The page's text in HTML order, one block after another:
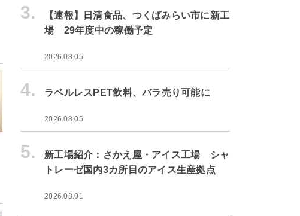
3.
【速報】日清食品、つくばみらい市に新工
場 29年度中の稼働予定
2026.08.05
4. ラベルレスPET飲料、バラ売り可能に
2026.08.05
5.
新工場紹介：さかえ屋・アイス工場 シャ
トレーゼ国内3カ所目のアイス生産拠点
2026.08.01